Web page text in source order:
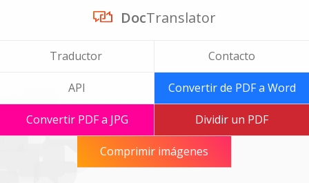
DocTranslator
Traductor Contacto
API Convertir de PDF a Word
Convertir PDF a JPG Dividir un PDF
Comprimir imágenes